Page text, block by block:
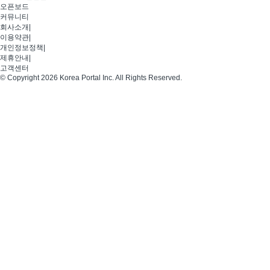
오픈보드
커뮤니티
회사소개
이용약관
개인정보정책
제휴안내
고객센터
© Copyright 2026 Korea Portal Inc. All Rights Reserved.